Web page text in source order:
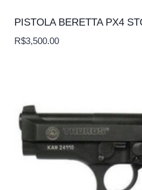
PISTOLA BERETTA PX4
R$3,500.00